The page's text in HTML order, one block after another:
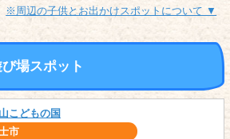
※周辺の子供とお出かけスポットについて ▼
場スポット
こどもの国
市